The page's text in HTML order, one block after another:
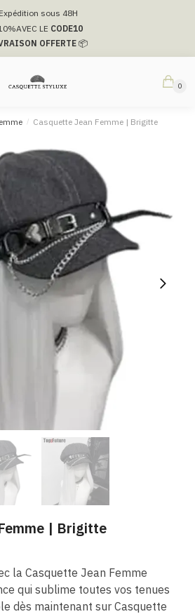
Expédition sous 48H
AVEC LE CODE10
OFFERTE📦
0
/ Casquette Jean Femme​ | Brigitte
| Brigitte
la Casquette Jean Femme
qui sublime toutes vos tenues
dès maintenant sur Casquette